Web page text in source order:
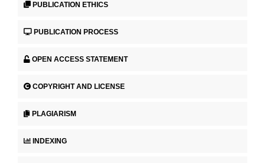
PUBLICATION ETHICS
PUBLICATION PROCESS
OPEN ACCESS STATEMENT
COPYRIGHT AND LICENSE
PLAGIARISM
INDEXING